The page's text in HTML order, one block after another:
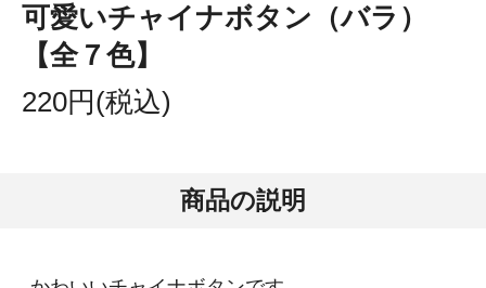
可愛いチャイナボタン（バラ）
【全７色】
220円(税込)
商品の説明